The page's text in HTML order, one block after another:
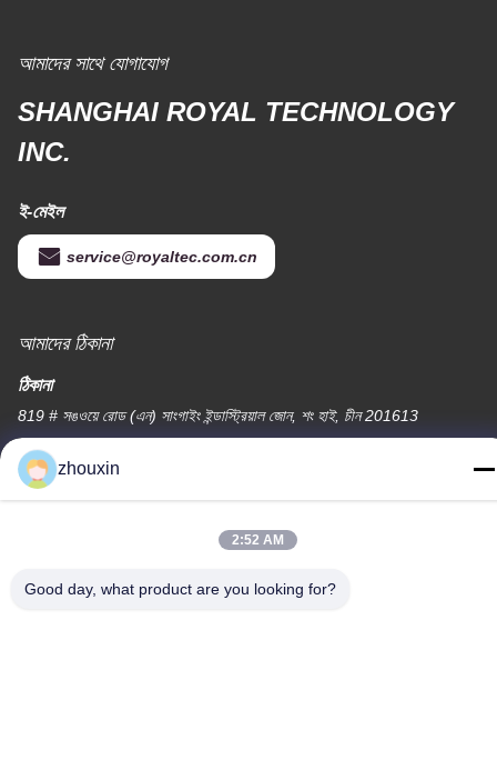
আমাদের সাথে যোগাযোগ
SHANGHAI ROYAL TECHNOLOGY
INC.
ই-মেইল
service@royaltec.com.cn
আমাদের ঠিকানা
ঠিকানা
819 # সঙওয়ে রোড (এন) সাংগাইং ইন্ডাস্ট্রিয়াল জোন, শং হাই, চীন 201613
টেলিফোন
86-21-37635838
zhouxin
2:52 AM
Good day, what product are you looking for?